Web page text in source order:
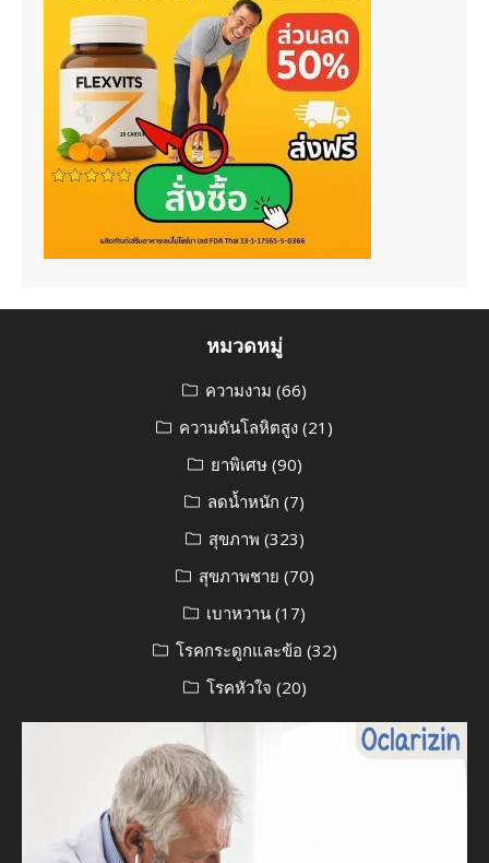
หมวดหมู่
ความงาม (66)
ความดันโลหิตสูง (21)
ยาพิเศษ(90)
ลดน้ำหนัก (7)
สุขภาพ (323)
สุขภาพชาย (70)
เบาหวาน (17)
โรคกระดูกและข้อ (32)
โรคหัวใจ (20)